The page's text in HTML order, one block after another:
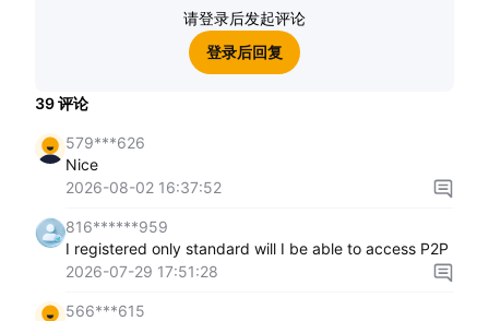
请登录后发起评论
登录后回复
39评论
579***626
Nice
2026-08-02 16:37:52
816******959
I registered only standard will I be able to access P2P
2026-07-29 17:51:28
566***615